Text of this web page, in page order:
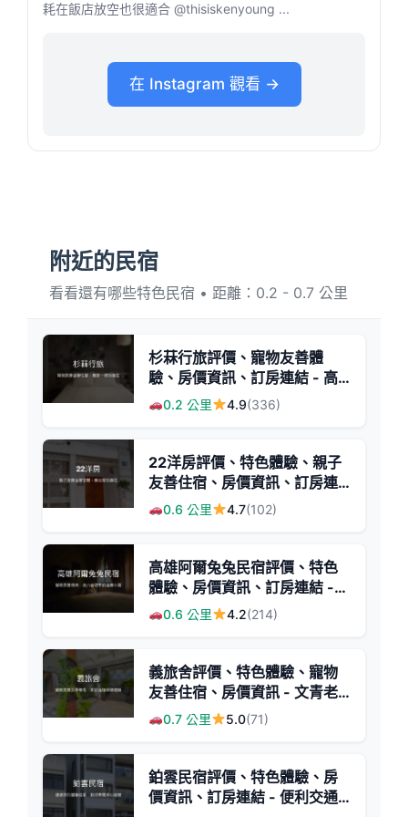
耗在飯店放空也很適合 @thisiskenyoung ...
在 Instagram 觀看 →
附近的民宿
看看還有哪些特色民宿 • 距離：0.2 - 0.7 公里
杉菻行旅評價、寵物友善體
驗、房價資訊、訂房連結 - 高
雄寵物友善民宿
0.2 公里 4.9(336)
22洋房評價、特色體驗、親子
友善住宿、房價資訊、訂房連
結 - 高雄親子民宿
0.6 公里 4.7(102)
高雄阿爾兔兔民宿評價、特色
體驗、房價資訊、訂房連結 -
寵物友善與包棟住宿
0.6 公里 4.2(214)
義旅舍評價、特色體驗、寵物
友善住宿、房價資訊 - 文青老
宅溫馨旅宿
0.7 公里 5.0(71)
鉑雲民宿評價、特色體驗、房
價資訊、訂房連結 - 便利交通